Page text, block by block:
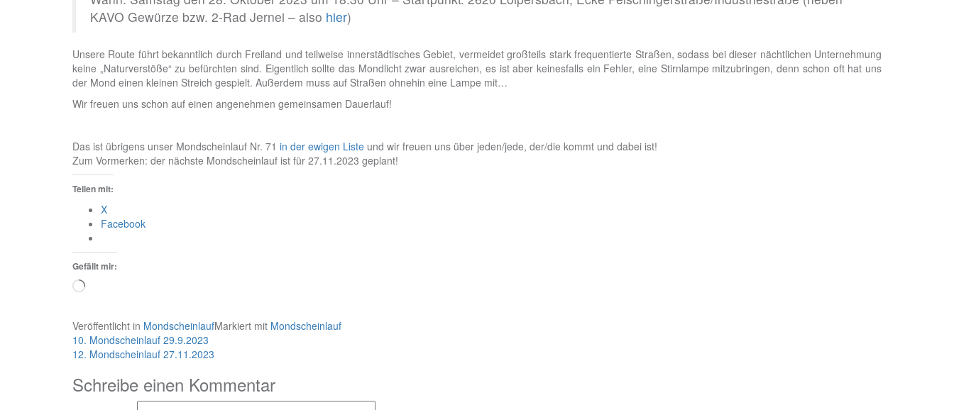
KAVO Gewürze bzw. 2-Rad Jernei – also hier)
Unsere Route führt bekanntlich durch Freiland und teilweise innerstädtisches Gebiet, vermeidet großteils stark frequentierte Straßen, sodass bei dieser nächtlichen Unternehmung
keine „Naturverstöße“ zu befürchten sind. Eigentlich sollte das Mondlicht zwar ausreichen, es ist aber keinesfalls ein Fehler, eine Stirnlampe mitzubringen, denn schon oft hat uns
der Mond einen kleinen Streich gespielt. Außerdem muss auf Straßen ohnehin eine Lampe mit…
Wir freuen uns schon auf einen angenehmen gemeinsamen Dauerlauf!
Das ist übrigens unser Mondscheinlauf Nr. 71 in der ewigen Liste und wir freuen uns über jeden/jede, der/die kommt und dabei ist!
Zum Vormerken: der nächste Mondscheinlauf ist für 27.11.2023 geplant!
Teilen mit:
X
Facebook
Gefällt mir:
Wird
Veröffentlicht in MondscheinlaufMarkiert mit Mondscheinlauf
Beitragsnavigation
10. Mondscheinlauf 29.9.2023
12. Mondscheinlauf 27.11.2023
Schreibe einen Kommentar